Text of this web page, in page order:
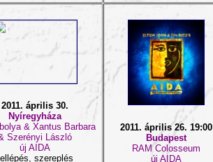
2011. április 30.
Nyíregyháza
& Xantus Barbara
Szerényi László
új AIDA
szereplés
2011. április 26. 19:00
Budapest
RAM Colosseum
új AIDA